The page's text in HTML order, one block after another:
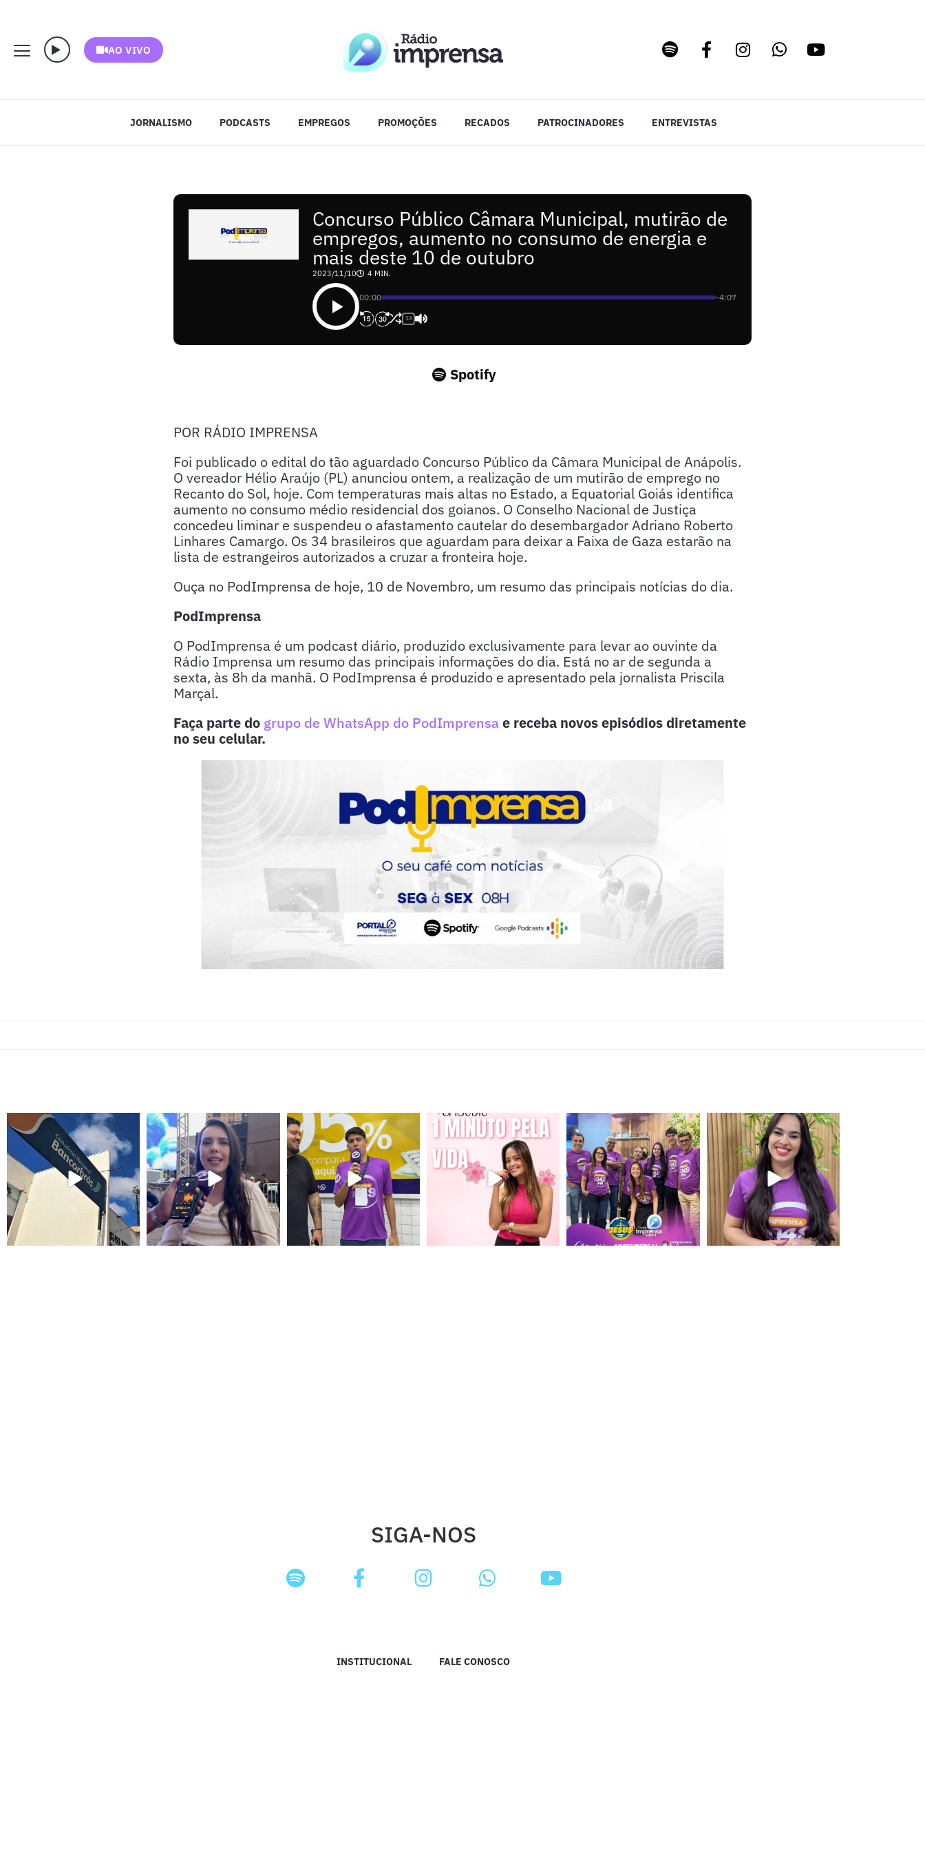
AO VIVO
JORNALISMO PODCASTS EMPREGOS PROMOÇÕES RECADOS PATROCINADORES ENTREVISTAS
Concurso Público Câmara Municipal, mutirão de
empregos, aumento no consumo de energia e
mais deste 10 de outubro
2023/11/10 4 MIN.
00:00 -4:07
1X
Spotify
POR RÁDIO IMPRENSA
Foi publicado o edital do tão aguardado Concurso Público da Câmara Municipal de Anápolis.
O vereador Hélio Araújo (PL) anunciou ontem, a realização de um mutirão de emprego no
Recanto do Sol, hoje. Com temperaturas mais altas no Estado, a Equatorial Goiás identifica
aumento no consumo médio residencial dos goianos. O Conselho Nacional de Justiça
concedeu liminar e suspendeu o afastamento cautelar do desembargador Adriano Roberto
Linhares Camargo. Os 34 brasileiros que aguardam para deixar a Faixa de Gaza estarão na
lista de estrangeiros autorizados a cruzar a fronteira hoje.
Ouça no PodImprensa de hoje, 10 de Novembro, um resumo das principais notícias do dia.
PodImprensa
O PodImprensa é um podcast diário, produzido exclusivamente para levar ao ouvinte da
Rádio Imprensa um resumo das principais informações do dia. Está no ar de segunda a
sexta, às 8h da manhã. O PodImprensa é produzido e apresentado pela jornalista Priscila
Marçal.
Faça parte do grupo de WhatsApp do PodImprensae receba novos episódios diretamente
no seu celular.
SIGA-NOS
INSTITUCIONAL FALE CONOSCO